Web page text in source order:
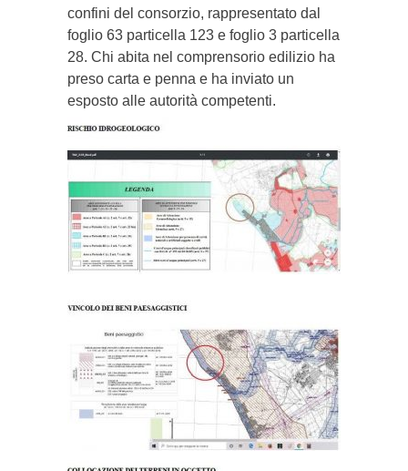
confini del consorzio, rappresentato dal
foglio 63 particella 123 e foglio 3 particella
28. Chi abita nel comprensorio edilizio ha
preso carta e penna e ha inviato un
esposto alle autorità competenti.